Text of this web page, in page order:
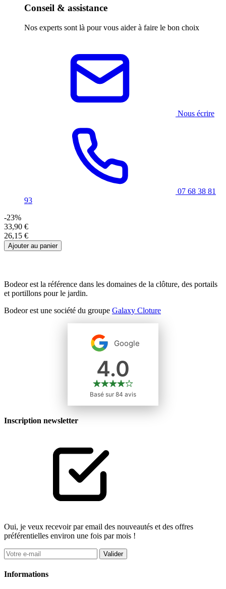
Conseil & assistance
Nos experts sont là pour vous aider à faire le bon choix
Nous écrire
07 68 38 81
93
-23%
33,90 €
26,15 €
Ajouter au panier
Bodeor est la référence dans les domaines de la clôture, des portails
et portillons pour le jardin.
Bodeor est une société du groupe Galaxy Cloture
Inscription newsletter
Oui, je veux recevoir par email des nouveautés et des offres
préférentielles environ une fois par mois !
Valider
Informations